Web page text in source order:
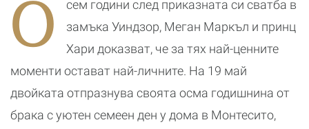
романтичната
почивка
О
сем години след приказната си сватба в
замъка Уиндзор, Меган Маркъл и принц
Хари доказват, че за тях най-ценните
моменти остават най-личните. На 19 май
двойката отпразнува своята осма годишнина от
брака с уютен семеен ден у дома в Монтесито,